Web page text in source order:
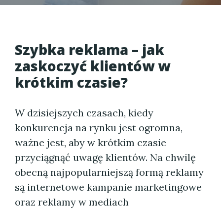
Szybka reklama – jak
zaskoczyć klientów w
krótkim czasie?
W dzisiejszych czasach, kiedy
konkurencja na rynku jest ogromna,
ważne jest, aby w krótkim czasie
przyciągnąć uwagę klientów. Na chwilę
obecną najpopularniejszą formą reklamy
są internetowe kampanie marketingowe
oraz reklamy w mediach